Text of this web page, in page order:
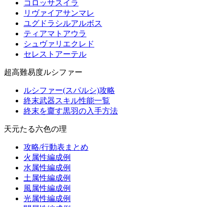
コロッサスイラ
リヴァイアサンマレ
ユグドラシルアルボス
ティアマトアウラ
シュヴァリエクレド
セレストアーテル
超高難易度ルシファー
ルシファー(スパルシ)攻略
終末武器スキル性能一覧
終末を齎す黒羽の入手方法
天元たる六色の理
攻略/行動表まとめ
火属性編成例
水属性編成例
土属性編成例
風属性編成例
光属性編成例